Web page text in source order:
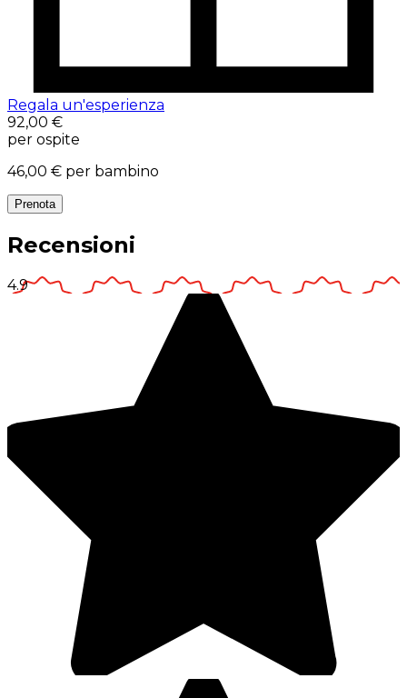
Regala un'esperienza
92,00 €
per ospite
46,00 € per bambino
Prenota
Recensioni
4.9